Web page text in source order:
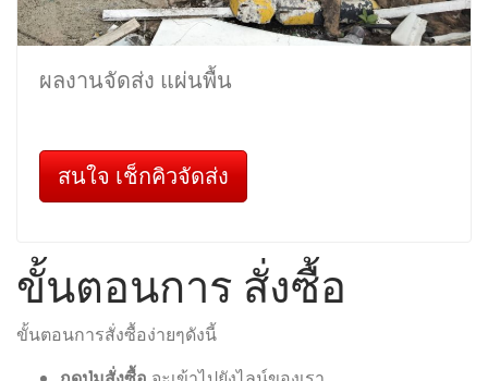
ผลงานจัดส่ง แผ่นพื้น
สนใจ เช็กคิวจัดส่ง
ขั้นตอนการ สั่งซื้อ
ขั้นตอนการสั่งซื้อง่ายๆดังนี้